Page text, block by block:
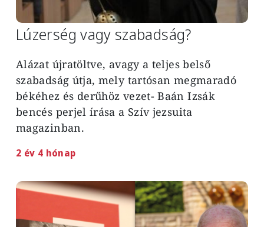
Lúzerség vagy szabadság?
Alázat újratöltve, avagy a teljes belső
szabadság útja, mely tartósan megmaradó
békéhez és derűhöz vezet- Baán Izsák
bencés perjel írása a Szív jezsuita
magazinban.
2 év 4 hónap
Image